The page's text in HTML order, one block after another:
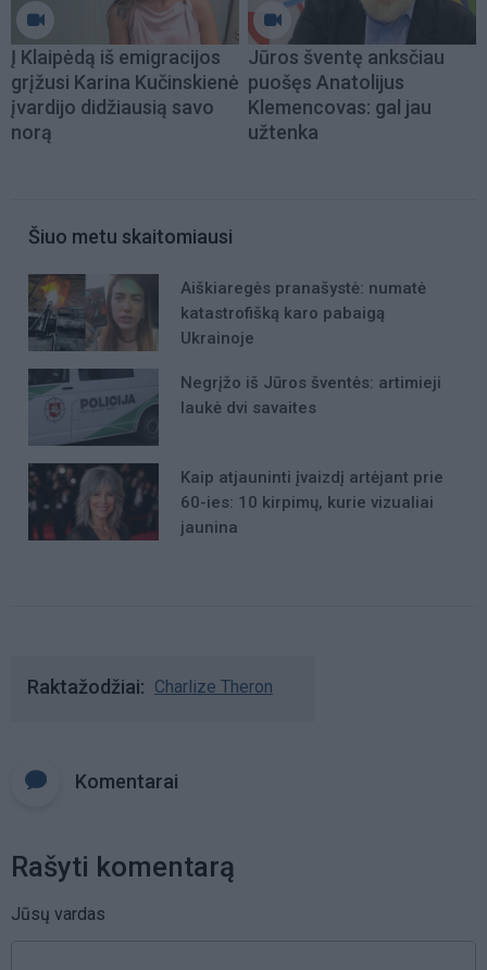
Į Klaipėdą iš emigracijos
grįžusi Karina Kučinskienė
įvardijo didžiausią savo
norą
Jūros šventę anksčiau
puošęs Anatolijus
Klemencovas: gal jau
užtenka
Šiuo metu skaitomiausi
Aiškiaregės pranašystė: numatė
katastrofišką karo pabaigą
Ukrainoje
Negrįžo iš Jūros šventės: artimieji
laukė dvi savaites
Kaip atjauninti įvaizdį artėjant prie
60-ies: 10 kirpimų, kurie vizualiai
jaunina
Raktažodžiai Charlize Theron
Komentarai
Rašyti komentarą
Jūsų vardas